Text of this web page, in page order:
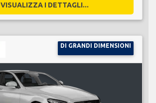
VISUALIZZA I DETTAGLI...
DI GRANDI DIMENSIONI